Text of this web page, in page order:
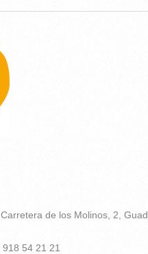
Carretera de los Molinos, 2,
918 54 21 21